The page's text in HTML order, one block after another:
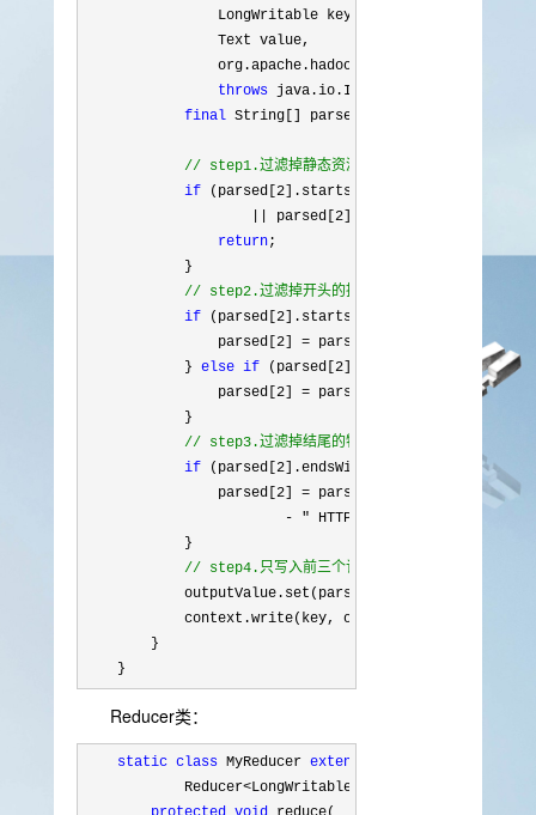
                LongWritable key,
                Text value,
                org.apache.hadoop.mapreduce.Mapper
throws java.io.IOException,
final String[] parsed =
// step1.过滤掉静态资源访问请求
if (parsed[2].startsWith("GET /static/"
|| parsed[2].startsWith("GET /
return;
            }
// step2.过滤掉开头的指定字符串
if (parsed[2].startsWith("GET /"
                parsed[
2] = parsed[2].substring("GET
            }
else if (parsed[2].startsWith("POST /"
                parsed[
2] =
            }
// step3.过滤掉结尾的特定字符串
if (parsed[2].endsWith(" HTTP/1.1"
)) {
                parsed[
2] = parsed[2].substring(0,
- " HTTP/1.1"
            }
// step4.只写入前三个记录类型项
outputValue.set(parsed[0] + "\t" +
            context.write(key, outputValue);
        }
    }
Reducer类：
static class MyReducer extends
            Reducer
<LongWritable, Text, Text,